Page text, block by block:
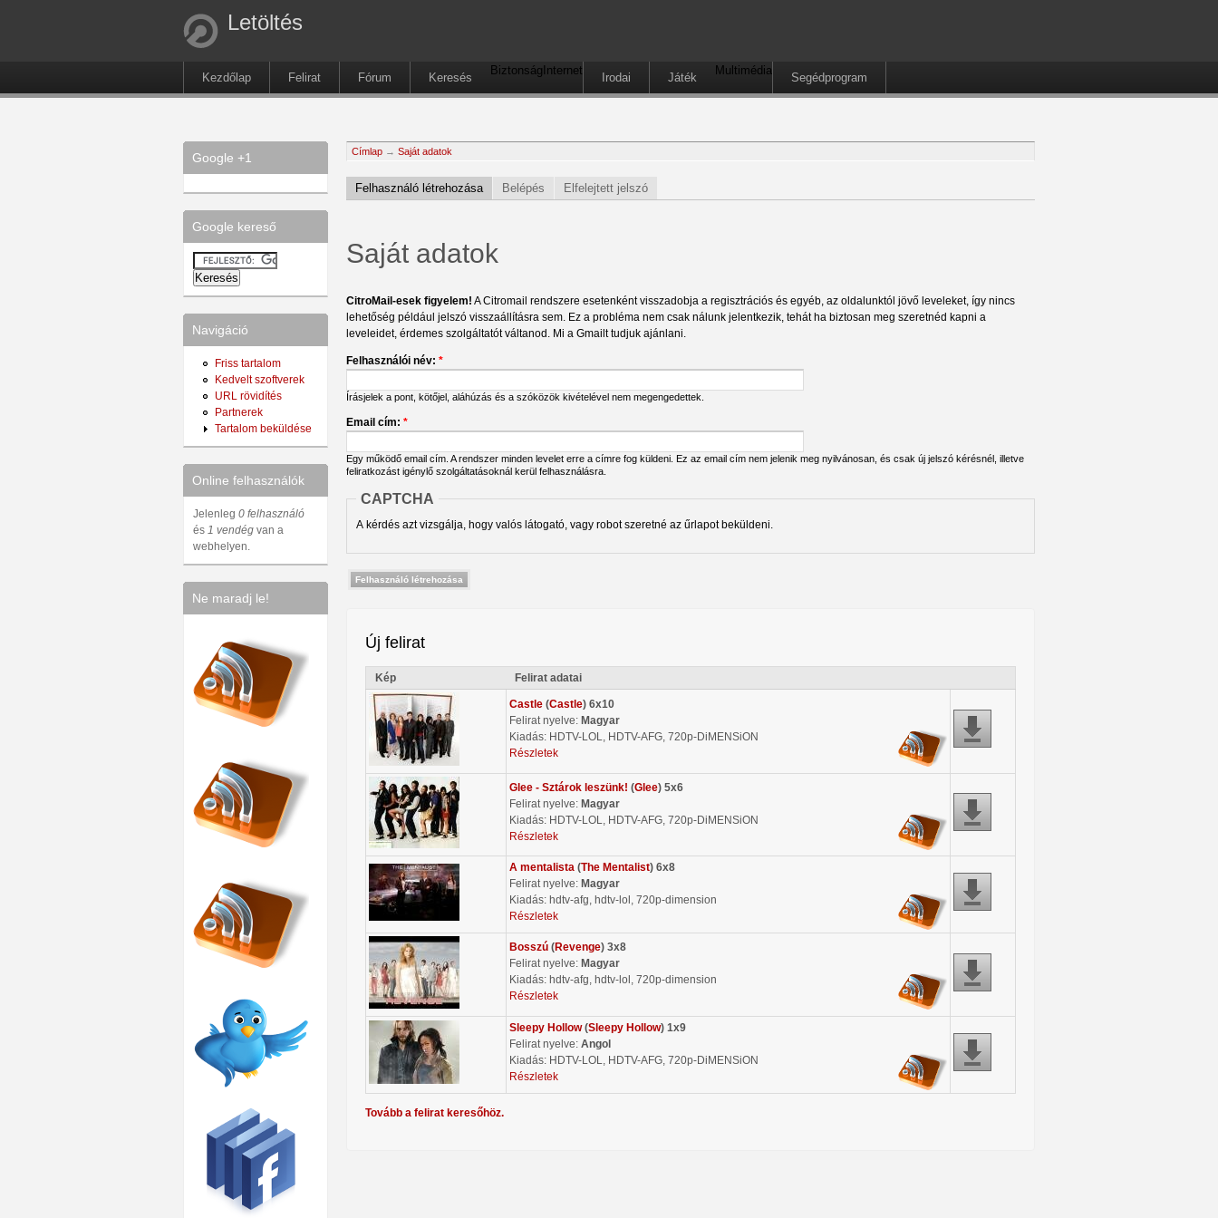
Letöltés
Kezdőlap Felirat Fórum Keresés
Biztonság Internet
Irodai Játék
Multimédia
Segédprogram
Google +1
Google kereső
Navigáció
Friss tartalom
Kedvelt szoftverek
URL rövidítés
Partnerek
Tartalom beküldése
Online felhasználók
Jelenleg 0 felhasználó
és 1 vendég van a
webhelyen.
Ne maradj le!
Címlap → Saját adatok
Felhasználó létrehozása Belépés Elfelejtett jelszó
Saját adatok
CitroMail-esek figyelem! A Citromail rendszere esetenként visszadobja a regisztrációs és egyéb, az oldalunktól jövő leveleket, így nincs
lehetőség például jelszó visszaállításra sem. Ez a probléma nem csak nálunk jelentkezik, tehát ha biztosan meg szeretnéd kapni a
leveleidet, érdemes szolgáltatót váltanod. Mi a Gmailt tudjuk ajánlani.
Felhasználói név: *
Írásjelek a pont, kötőjel, aláhúzás és a szóközök kivételével nem megengedettek.
Email cím: *
Egy működő email cím. A rendszer minden levelet erre a címre fog küldeni. Ez az email cím nem jelenik meg nyilvánosan, és csak új jelszó kérésnél, illetve
feliratkozást igénylő szolgáltatásoknál kerül felhasználásra.
CAPTCHA
A kérdés azt vizsgálja, hogy valós látogató, vagy robot szeretné az űrlapot beküldeni.
Új felirat
Kép Felirat adatai
Castle (Castle) 6x10
Felirat nyelve: Magyar
Kiadás: HDTV-LOL, HDTV-AFG, 720p-DiMENSiON
Részletek
Glee - Sztárok leszünk! (Glee) 5x6
Felirat nyelve: Magyar
Kiadás: HDTV-LOL, HDTV-AFG, 720p-DiMENSiON
Részletek
A mentalista (The Mentalist) 6x8
Felirat nyelve: Magyar
Kiadás: hdtv-afg, hdtv-lol, 720p-dimension
Részletek
Bosszú (Revenge) 3x8
Felirat nyelve: Magyar
Kiadás: hdtv-afg, hdtv-lol, 720p-dimension
Részletek
Sleepy Hollow(Sleepy Hollow) 1x9
Felirat nyelve: Angol
Kiadás: HDTV-LOL, HDTV-AFG, 720p-DiMENSiON
Részletek
Tovább a felirat keresőhöz.